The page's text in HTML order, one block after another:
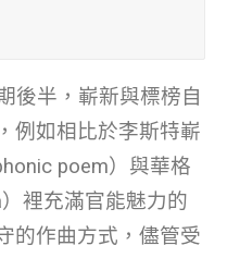
後半，嶄新與標榜自
例如相比於李斯特嶄
poem）與華格
裡充滿官能魅力的
的作曲方式，儘管受